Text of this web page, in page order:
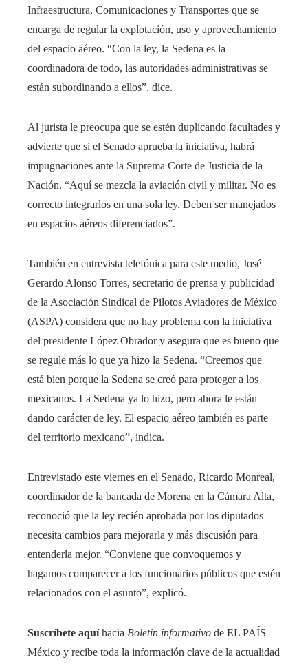
Infraestructura, Comunicaciones y Transportes que se
encarga de regular la explotación, uso y aprovechamiento
del espacio aéreo. “Con la ley, la Sedena es la
coordinadora de todo, las autoridades administrativas se
están subordinando a ellos”, dice.
Al jurista le preocupa que se estén duplicando facultades y
advierte que si el Senado aprueba la iniciativa, habrá
impugnaciones ante la Suprema Corte de Justicia de la
Nación. “Aquí se mezcla la aviación civil y militar. No es
correcto integrarlos en una sola ley. Deben ser manejados
en espacios aéreos diferenciados”.
También en entrevista telefónica para este medio, José
Gerardo Alonso Torres, secretario de prensa y publicidad
de la Asociación Sindical de Pilotos Aviadores de México
(ASPA) considera que no hay problema con la iniciativa
del presidente López Obrador y asegura que es bueno que
se regule más lo que ya hizo la Sedena. “Creemos que
está bien porque la Sedena se creó para proteger a los
mexicanos. La Sedena ya lo hizo, pero ahora le están
dando carácter de ley. El espacio aéreo también es parte
del territorio mexicano”, indica.
Entrevistado este viernes en el Senado, Ricardo Monreal,
coordinador de la bancada de Morena en la Cámara Alta,
reconoció que la ley recién aprobada por los diputados
necesita cambios para mejorarla y más discusión para
entenderla mejor. “Conviene que convoquemos y
hagamos comparecer a los funcionarios públicos que estén
relacionados con el asunto”, explicó.
Suscríbete aquí hacia Boletin informativo de EL PAÍS
México y recibe toda la información clave de la actualidad